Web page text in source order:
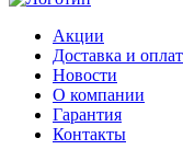
Акции
Доставка и
Новости
О компании
Гарантия
Контакты